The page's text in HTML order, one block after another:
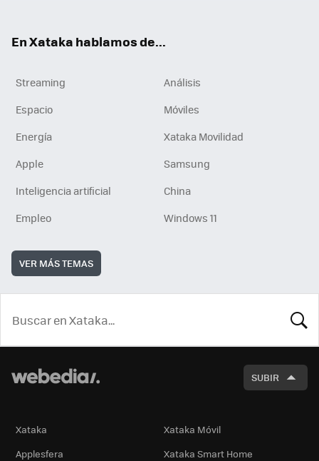
En Xataka hablamos de...
Streaming
Análisis
Espacio
Móviles
Energía
Xataka Movilidad
Apple
Samsung
Inteligencia artificial
China
Empleo
Windows 11
VER MÁS TEMAS
SUBIR
Xataka
Xataka Móvil
Applesfera
Xataka Smart Home